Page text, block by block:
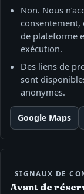
Non. Nous
consentement,
de plateforme
exécution.
Des liens de
sont
anonymes.
Google Maps
SIGNAUX DE
Avant de